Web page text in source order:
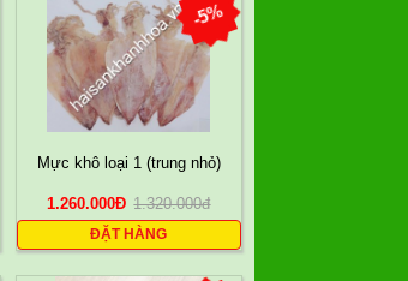
-5%
Mực khô loại 1 (trung nhỏ)
1.260.000Đ 1.320.000đ
ĐẶT HÀNG